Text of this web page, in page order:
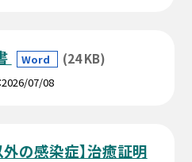
Word (24 KB)
2026/07/08
外の感染症】治癒証明